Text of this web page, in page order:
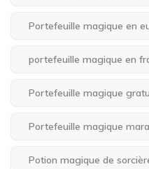
Portefeuille magique en
portefeuille magique en
Portefeuille magique
Portefeuille magique
Potion magique de